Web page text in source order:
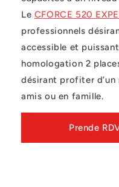
Le CFORCE 520
professionnels
accessible et
homologation 2
désirant profiter
amis ou en famille.
Prende